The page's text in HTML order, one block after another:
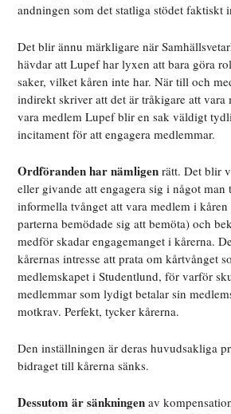
andningen som det statliga stödet faktiskt
Det blir ännu märkligare när
hävdar att Lupef har lyxen att bara göra
saker, vilket kåren inte har. När till och
indirekt skriver att det är tråkigare att vara
vara medlem Lupef blir en sak väldigt
incitament för att engagera medlemmar.
Ordföranden har nämligen rätt. Det blir
eller givande att engagera sig i något
informella tvånget att vara medlem i
parterna bemödade sig att bemöta) och
medför skadar engagemanget i kårerna.
kårernas intresse att prata om kårtvånget
medlemskapet i Studentlund, för varför
medlemmar som lydigt betalar sin
motkrav. Perfekt, tycker kårerna.
Den inställningen är deras huvudsakliga
bidraget till kårerna sänks.
Dessutom är sänkningen av